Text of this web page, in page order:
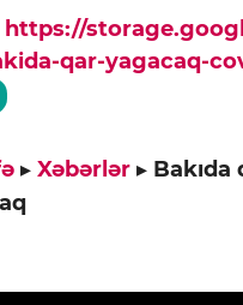
https://
qar-yagacaq-
▸ Xəbərlər ▸